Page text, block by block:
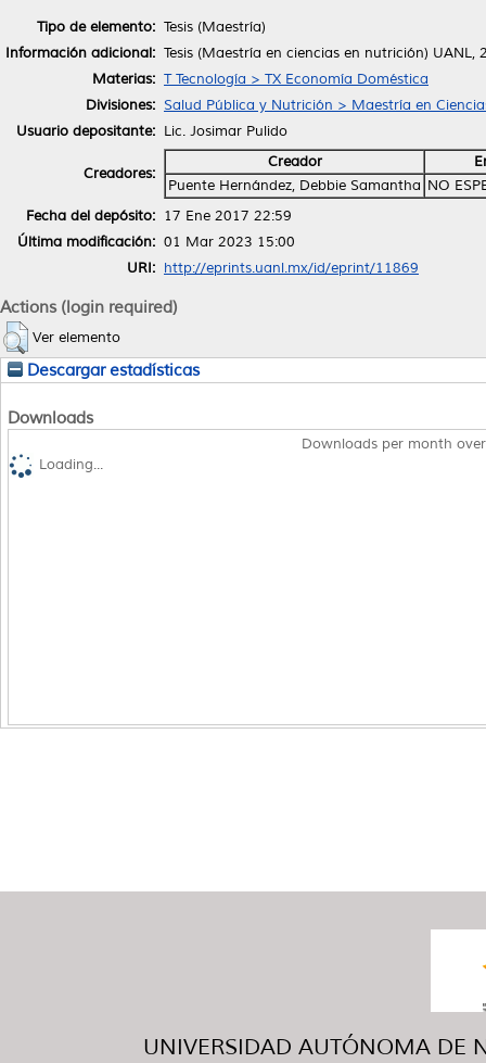
Tipo de elemento: Tesis (Maestría)
Información adicional: Tesis (Maestría en ciencias en nutrición) UANL,
Materias: T Tecnología > TX Economía Doméstica
Divisiones: Salud Pública y Nutrición > Maestría en
Usuario depositante: Lic. Josimar Pulido
Creadores:
Creador
Puente Hernández, Debbie Samantha NO
Fecha del depósito: 17 Ene 2017 22:59
Última modificación: 01 Mar 2023 15:00
URI: http://eprints.uanl.mx/id/eprint/11869
Actions (login required)
Ver elemento
Descargar estadísticas
Downloads
Downloads per month
Loading...
UNIVERSIDAD AUTÓNOMA DE